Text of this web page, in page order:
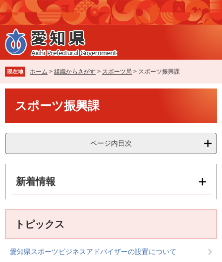
ペ
ー
ジ
の
先
で
す
。
メ
ニ
ュ
ー
を
ば
し
て
現在地 ホーム > 組織からさがす > スポーツ局 > スポーツ振興課
スポーツ振興課
ページ内目次
新着情報
トピックス
愛知県スポーツビジネスアドバイザーの設置について